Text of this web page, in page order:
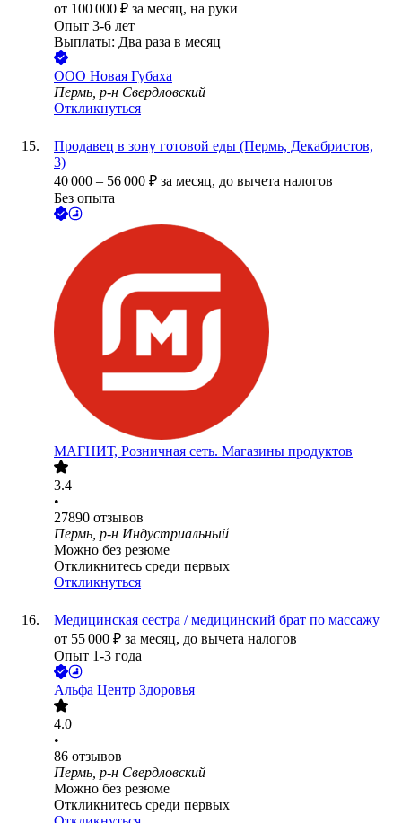
от 100 000 ₽ за месяц, на руки
Опыт 3-6 лет
Выплаты: Два раза в месяц
ООО Новая Губаха
Пермь, р-н Свердловский
Откликнуться
Продавец в зону готовой еды (Пермь, Декабристов,
3)
40 000 – 56 000 ₽ за месяц, до вычета налогов
Без опыта
МАГНИТ, Розничная сеть. Магазины продуктов
3.4
•
27890 отзывов
Пермь, р-н Индустриальный
Можно без резюме
Откликнитесь среди первых
Откликнуться
Медицинская сестра / медицинский брат по массажу
от 55 000 ₽ за месяц, до вычета налогов
Опыт 1-3 года
Альфа Центр Здоровья
4.0
•
86 отзывов
Пермь, р-н Свердловский
Можно без резюме
Откликнитесь среди первых